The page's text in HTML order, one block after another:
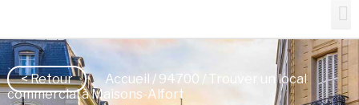
< Retour Accueil / 94700 / Trouver un local
commercial à Maisons-Alfort